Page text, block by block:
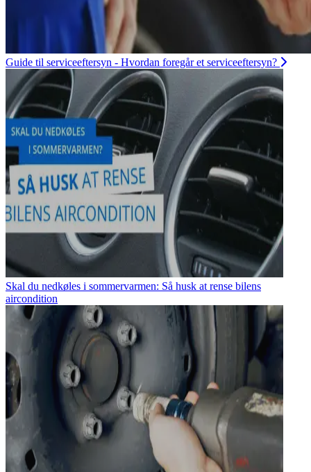
Guide til serviceeftersyn - Hvordan foregår et serviceeftersyn?
Skal du nedkøles i sommervarmen: Så husk at rense bilens
aircondition